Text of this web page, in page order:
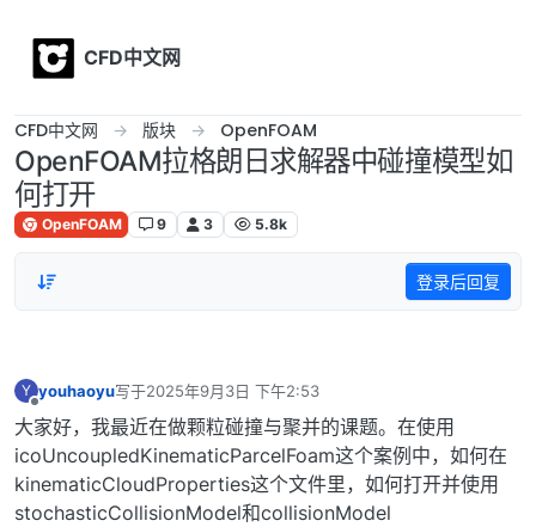
CFD中文网
CFD中文网 版块 OpenFOAM
OpenFOAM拉格朗日求解器中碰撞模型如
何打开
OpenFOAM 9 3 5.8k
登录后回复
Y
离线
youhaoyu写于2025年9月3日 下午2:53
最后由 编辑
大家好，我最近在做颗粒碰撞与聚并的课题。在使用
icoUncoupledKinematicParcelFoam这个案例中，如何在
kinematicCloudProperties这个文件里，如何打开并使用
stochasticCollisionModel和collisionModel